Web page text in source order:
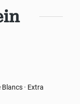
· Extra